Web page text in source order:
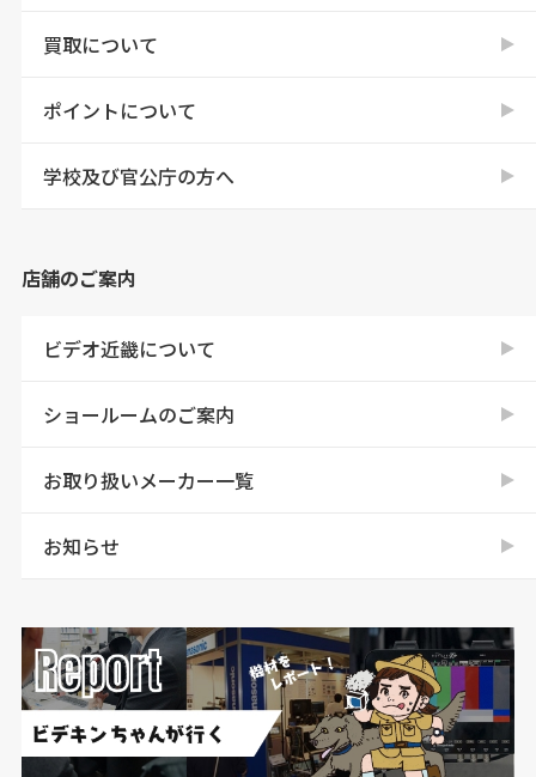
買取について
ポイントについて
学校及び官公庁の方へ
店舗のご案内
ビデオ近畿について
ショールームのご案内
お取り扱いメーカー一覧
お知らせ